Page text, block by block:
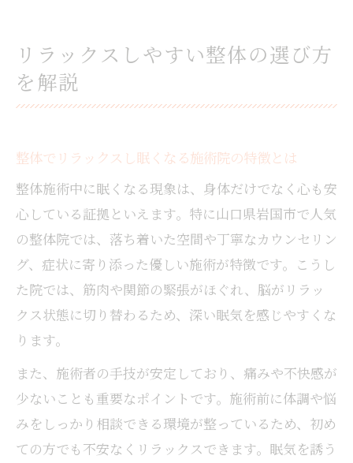
リラックスしやすい整体の選び方
を解説
整体でリラックスし眠くなる施術院の特徴とは
整体施術中に眠くなる現象は、身体だけでなく心も安
心している証拠といえます。特に山口県岩国市で人気
の整体院では、落ち着いた空間や丁寧なカウンセリン
グ、症状に寄り添った優しい施術が特徴です。こうし
た院では、筋肉や関節の緊張がほぐれ、脳がリラッ
クス状態に切り替わるため、深い眠気を感じやすくな
ります。
また、施術者の手技が安定しており、痛みや不快感が
少ないことも重要なポイントです。施術前に体調や悩
みをしっかり相談できる環境が整っているため、初め
ての方でも不安なくリラックスできます。眠気を誘う